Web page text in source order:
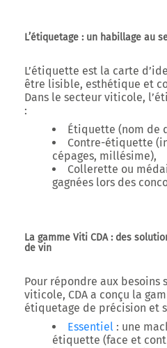
L’étiquetage : un habillage au
L’étiquette est la carte
être lisible, esthétique et
Dans le secteur viticole,
:
Étiquette (nom de
Contre-étiquette
cépages, millésime),
Collerette ou
gagnées lors des
La gamme Viti CDA : des
de vin
Pour répondre aux besoins
viticole, CDA a conçu la
étiquetage de précision et
Essentiel : une
étiquette (face et